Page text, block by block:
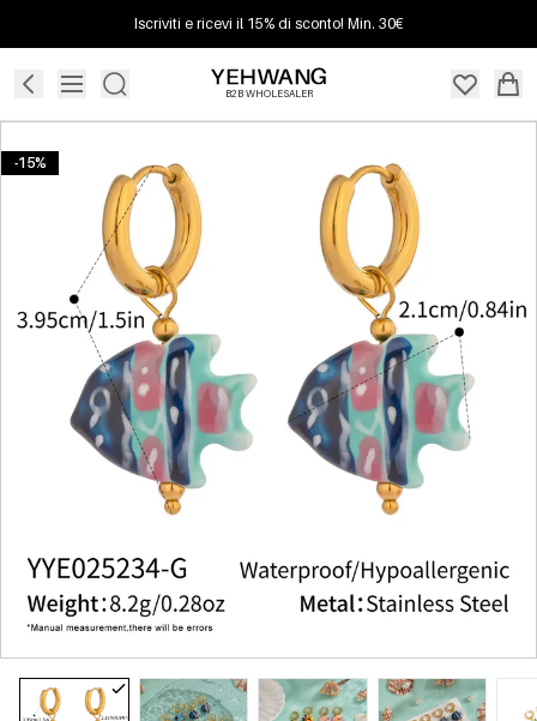
Iscriviti e ricevi il 15% di sconto! Min. 30€
B2B WHOLESALER
-15%